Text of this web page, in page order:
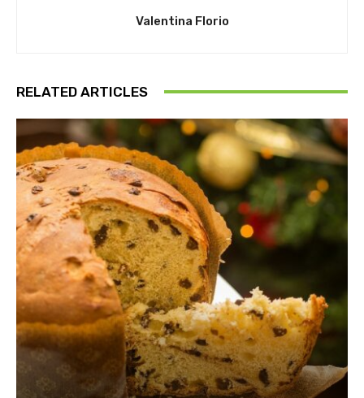
Valentina Florio
RELATED ARTICLES